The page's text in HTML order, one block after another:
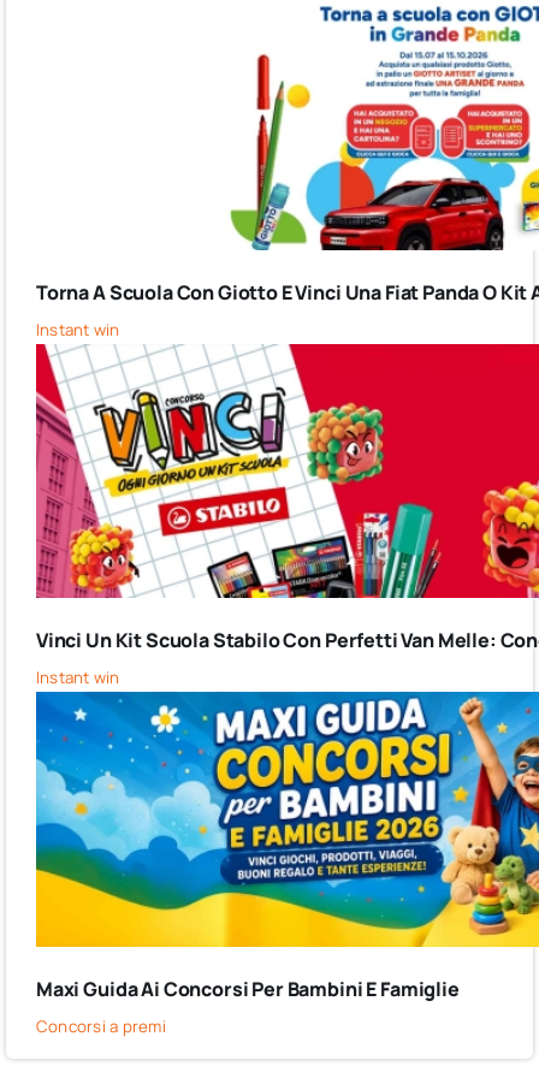
Torna A Scuola Con Giotto E Vinci Una Fiat Panda O
Instant win
Vinci Un Kit Scuola Stabilo Con Perfetti Van Melle:
Instant win
Maxi Guida Ai Concorsi Per Bambini E Famiglie
Concorsi a premi